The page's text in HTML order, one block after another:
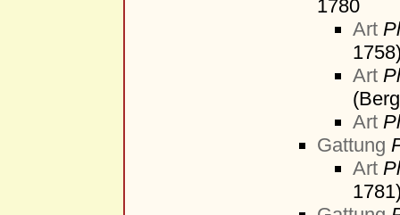
1780
Art
Art
Art
Gattung
Art